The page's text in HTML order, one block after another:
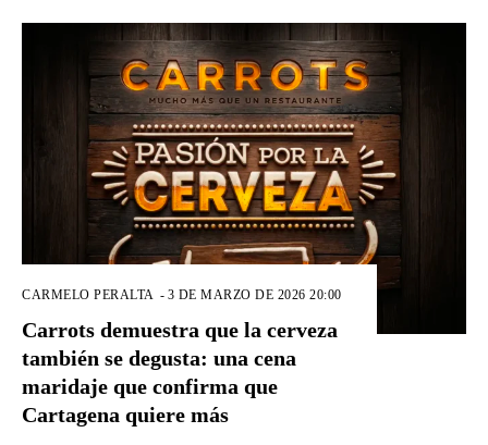
CARMELO PERALTA - 3 DE MARZO DE 2026 20:00
Carrots demuestra que la cerveza
también se degusta: una cena
maridaje que confirma que
Cartagena quiere más